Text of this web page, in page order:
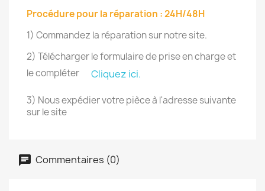
Procédure pour la réparation : 24H/48H
1) Commandez la réparation sur notre site.
2) Télécharger le formulaire de prise en charge et
le compléter
Cliquez ici.
3) Nous expédier votre pièce à l'adresse suivante
sur le site
Commentaires (0)